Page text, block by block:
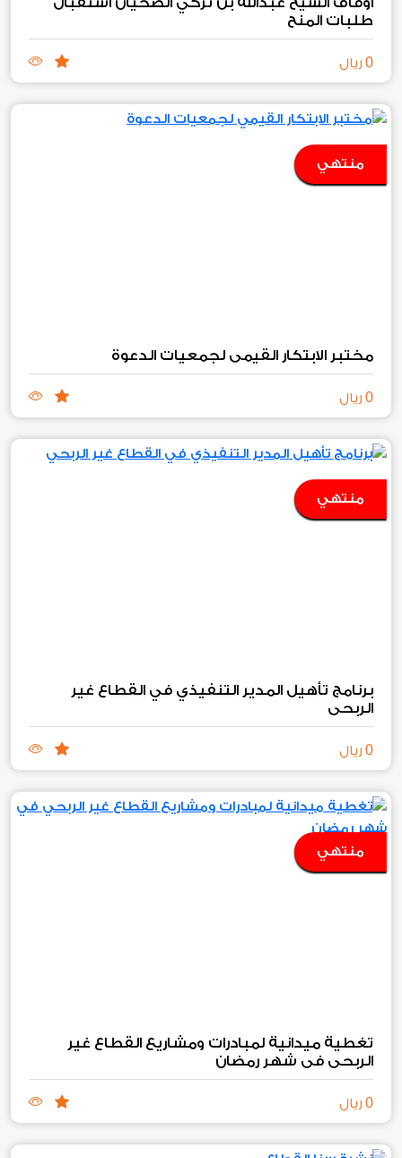
طلبات المنح‏
0 ريال
منتهي
مختبر الابتكار القيمي لجمعيات الدعوة
0 ريال
منتهي
برنامج تأهيل المدير التنفيذي في القطاع غير
الربحي
0 ريال
منتهي
تغطية ميدانية لمبادرات ومشاريع القطاع غير
الربحي في شهر رمضان
0 ريال